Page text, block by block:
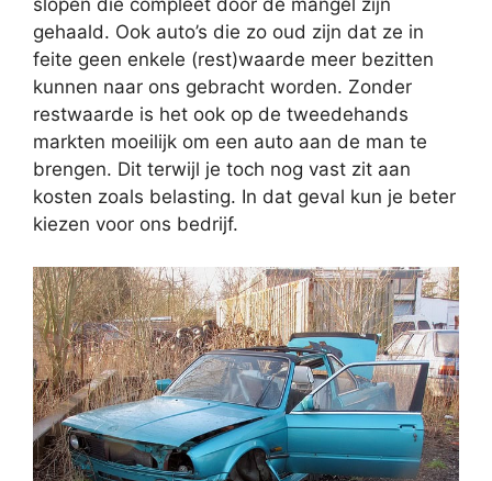
slopen die compleet door de mangel zijn
gehaald. Ook auto’s die zo oud zijn dat ze in
feite geen enkele (rest)waarde meer bezitten
kunnen naar ons gebracht worden. Zonder
restwaarde is het ook op de tweedehands
markten moeilijk om een auto aan de man te
brengen. Dit terwijl je toch nog vast zit aan
kosten zoals belasting. In dat geval kun je beter
kiezen voor ons bedrijf.